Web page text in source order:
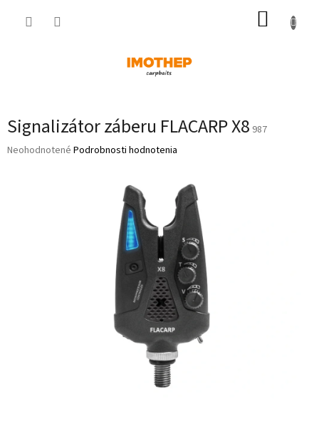
Signalizátor záberu FLACARP X8 987
Priemerné
Neohodnotené Podrobnosti hodnotenia